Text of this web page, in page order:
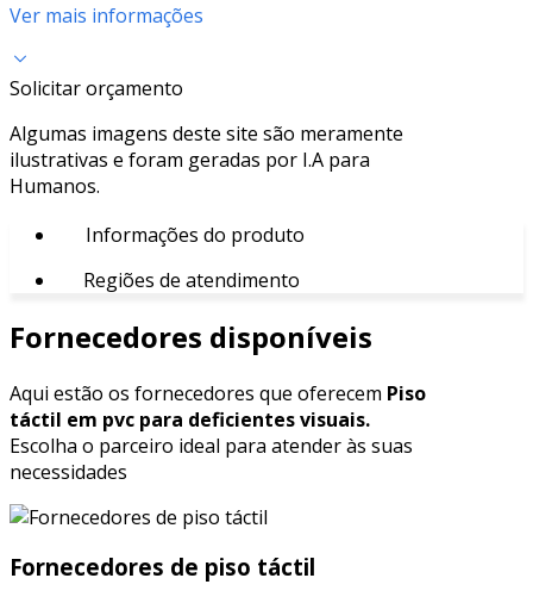
Ver mais informações
Solicitar orçamento
Algumas imagens deste site são meramente
ilustrativas e foram geradas por I.A para
Humanos.
Informações do produto
Regiões de atendimento
Fornecedores disponíveis
Aqui estão os fornecedores que oferecem Piso
táctil em pvc para deficientes visuais.
Escolha o parceiro ideal para atender às suas
necessidades
Fornecedores de piso táctil